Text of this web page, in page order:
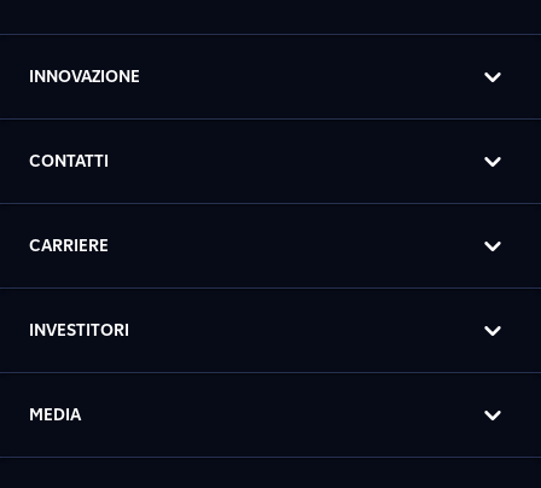
INNOVAZIONE
CONTATTI
CARRIERE
INVESTITORI
MEDIA